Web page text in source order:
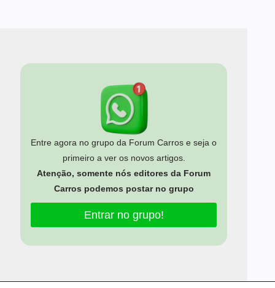
Entre agora no grupo da Forum Carros e seja o
primeiro a ver os novos artigos.
Atenção, somente nós editores da Forum
Carros podemos postar no grupo
Entrar no grupo!